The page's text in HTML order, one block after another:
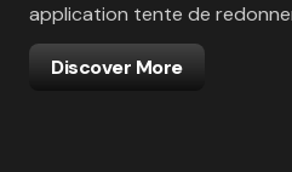
application tente de
Discover More